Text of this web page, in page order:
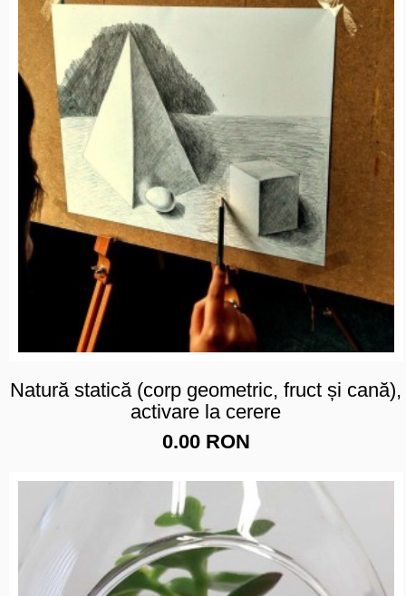
Natură statică (corp geometric, fruct și cană),
activare la cerere
0.00 RON